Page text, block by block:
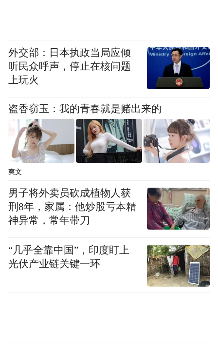
致 辞
临高县委常委、县政府副县长施向前在会
上，对海口市临高商会年会的举办表示祝
贺，并简要介绍了2024年临高县的在经济发
展方面取得的成绩、2025年“三区一园”建
设、“五色经济”发展规划。施向前对商会
2025年工作提出了三点希望。
外交部：日本执政当局应倾
听民众呼声，停止在核问题
上玩火
盗香窃玉：我的青春就是赌出来的
爽文
男子将外卖员砍成植物人获
刑8年，家属：他炒股亏本精
神异常，常年带刀
“几乎全靠中国”，印度盯上
光伏产业链关键一环